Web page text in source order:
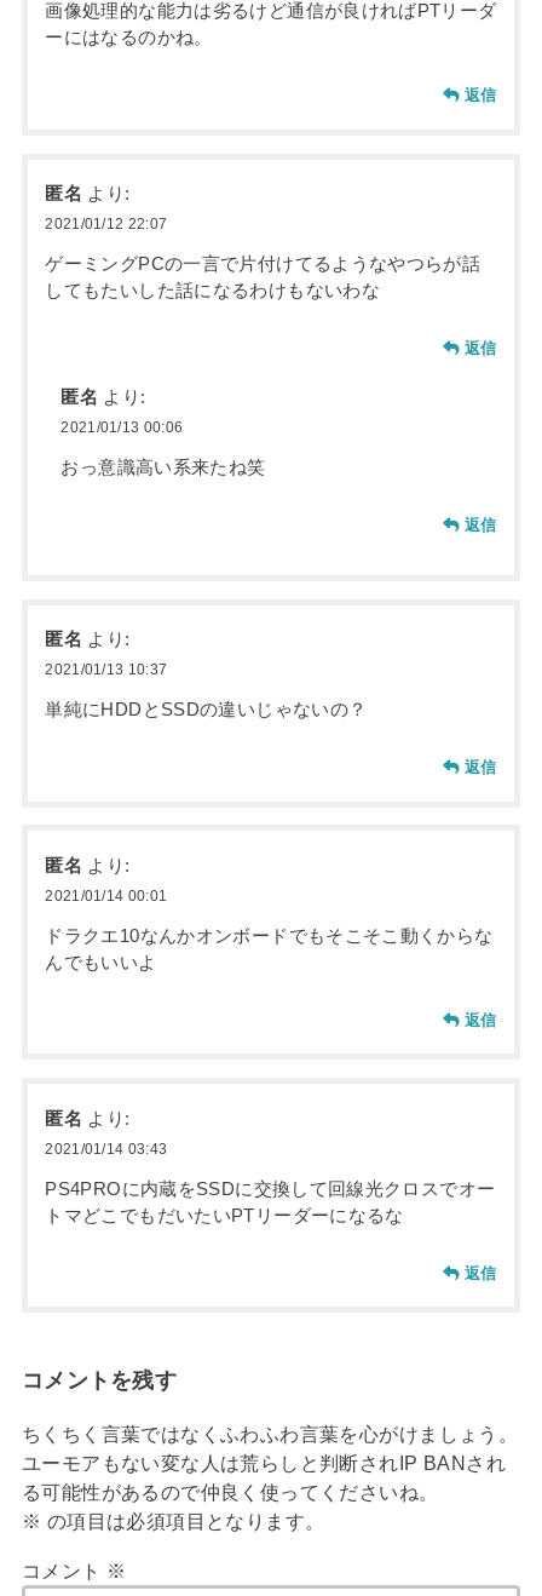
画像処理的な能力は劣るけど通信が良ければPTリーダ
ーにはなるのかね。
返信
匿名 より:
2021/01/12 22:07
ゲーミングPCの一言で片付けてるようなやつらが話
してもたいした話になるわけもないわな
返信
匿名 より:
2021/01/13 00:06
おっ意識高い系来たね笑
返信
匿名 より:
2021/01/13 10:37
単純にHDDとSSDの違いじゃないの？
返信
匿名 より:
2021/01/14 00:01
ドラクエ10なんかオンボードでもそこそこ動くからな
んでもいいよ
返信
匿名 より:
2021/01/14 03:43
PS4PROに内蔵をSSDに交換して回線光クロスでオー
トマどこでもだいたいPTリーダーになるな
返信
コメントを残す
ちくちく言葉ではなくふわふわ言葉を心がけましょう。
ユーモアもない変な人は荒らしと判断されIP BANされ
る可能性があるので仲良く使ってくださいね。
※ の項目は必須項目となります。
コメント ※